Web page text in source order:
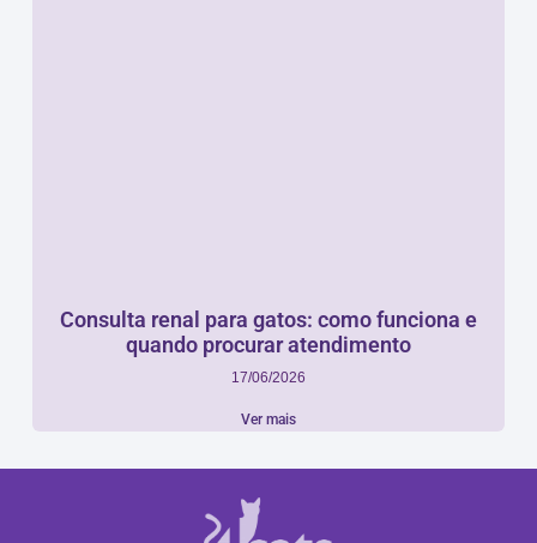
Consulta renal para gatos: como funciona e
quando procurar atendimento
17/06/2026
Ver mais